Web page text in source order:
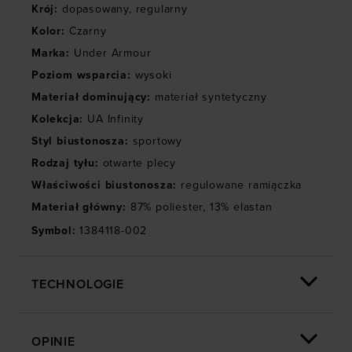
Krój: dopasowany, regularny
Kolor: Czarny
Marka: Under Armour
Poziom wsparcia: wysoki
Materiał dominujący: materiał syntetyczny
Kolekcja: UA Infinity
Styl biustonosza: sportowy
Rodzaj tyłu: otwarte plecy
Właściwości biustonosza: regulowane ramiączka
Materiał główny: 87% poliester, 13% elastan
Symbol: 1384118-002
TECHNOLOGIE
OPINIE